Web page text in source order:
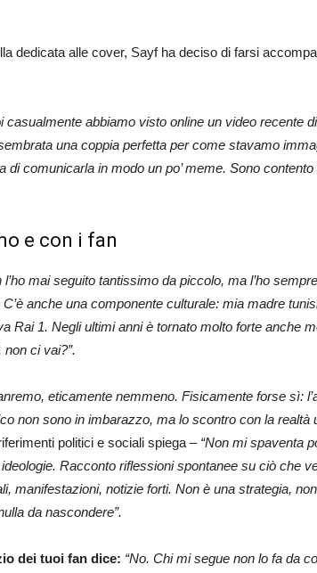
dedicata alle cover, Sayf ha deciso di farsi
casualmente abbiamo visto online un video recente
una coppia perfetta per come stavamo
di comunicarla in modo un po’ meme. Sono
e con i fan
l’ho mai seguito tantissimo da piccolo, ma l’ho
anche una componente culturale: mia madre
Rai 1. Negli ultimi anni è tornato molto forte anche
ci vai?”.
eticamente nemmeno. Fisicamente forse sì:
non sono in imbarazzo, ma lo scontro con la realtà
politici e sociali spiega – “Non mi spaventa
Racconto riflessioni spontanee su ciò che
manifestazioni, notizie forti. Non è una strategia,
da nascondere”.
dei tuoi fan dice: “No. Chi mi segue non lo fa da